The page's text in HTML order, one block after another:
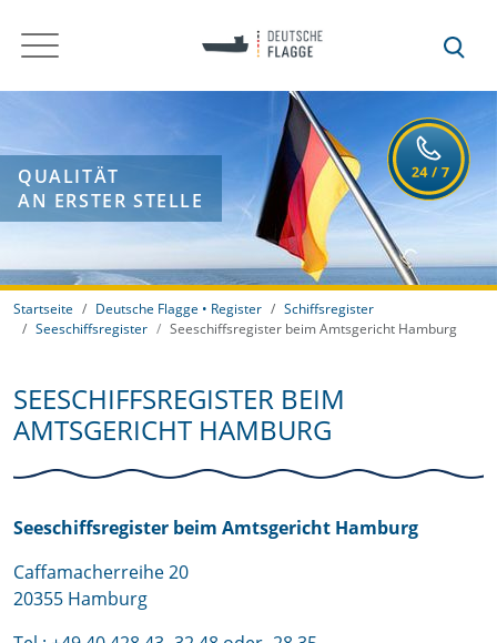
QUALITÄT
AN ERSTER STELLE
Startseite Deutsche Flagge • Register
Schiffsregister
Seeschiffsregister
Seeschiffsregister beim Amtsgericht Hamburg
SEESCHIFFSREGISTER BEIM
AMTSGERICHT HAMBURG
Seeschiffsregister beim Amtsgericht Hamburg
Caffamacherreihe 20
20355 Hamburg